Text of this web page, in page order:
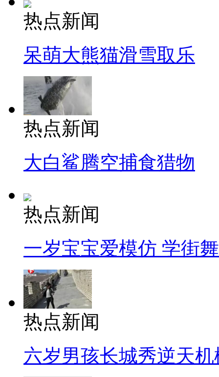
热点新闻
呆萌大熊猫滑雪取乐
热点新闻
大白鲨腾空捕食猎物
热点新闻
一岁宝宝爱模仿 学街
热点新闻
六岁男孩长城秀逆天机